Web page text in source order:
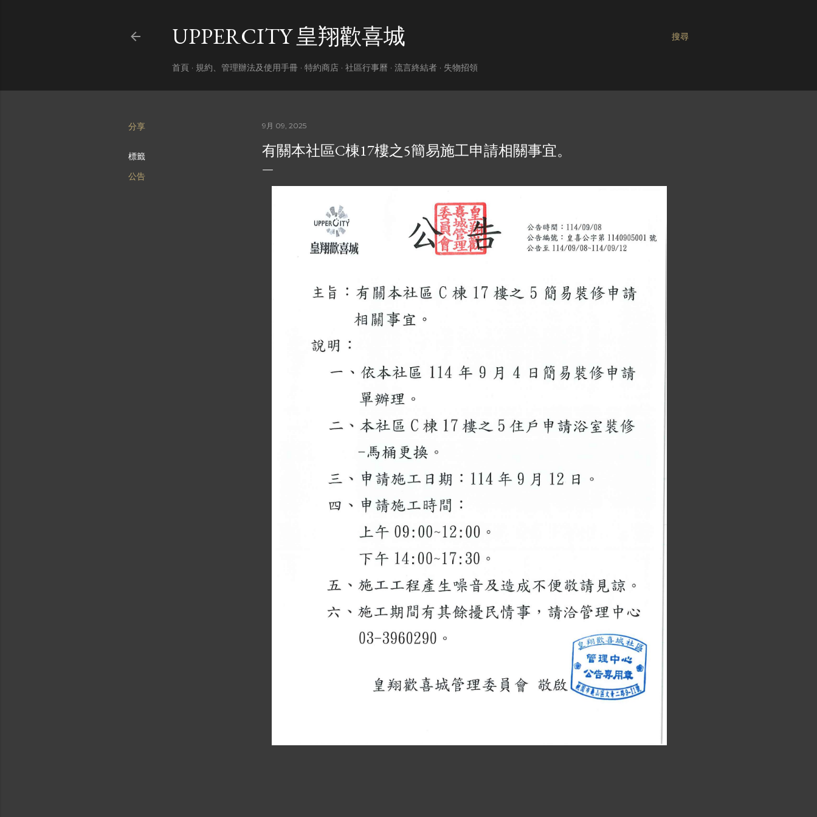
搜尋
UPPERCITY 皇翔歡喜城
首頁 規約、管理辦法及使用手冊 特約商店 社區行事曆 流言終結者 失物招領
分享
標籤
公告
9月 09, 2025
有關本社區C棟17樓之5簡易施工申請相關事宜。